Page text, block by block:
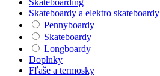
Skateboarding
Skateboardy a elektro skateboardy
Pennyboardy
Skateboardy
Longboardy
Doplnky
Fľaše a termosky